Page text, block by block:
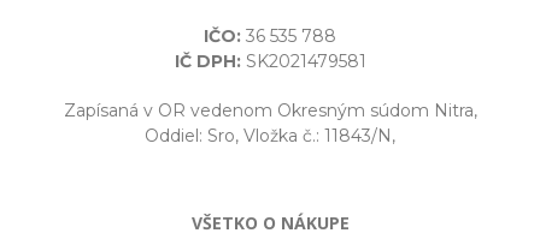
IČO: 36 535 788
IČ DPH:SK2021479581
Zapísaná v OR vedenom Okresným súdom Nitra,
Oddiel: Sro, Vložka č.: 11843/N,
VŠETKO O NÁKUPE